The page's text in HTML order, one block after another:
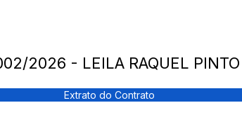
2026 - LEILA RAQUEL
Extrato do Contrato